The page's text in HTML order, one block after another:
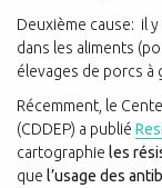
Deuxième cause: il
dans les aliments
élevages de porcs à
Récemment, le
(CDDEP) a publié
cartographie les
que l’usage des